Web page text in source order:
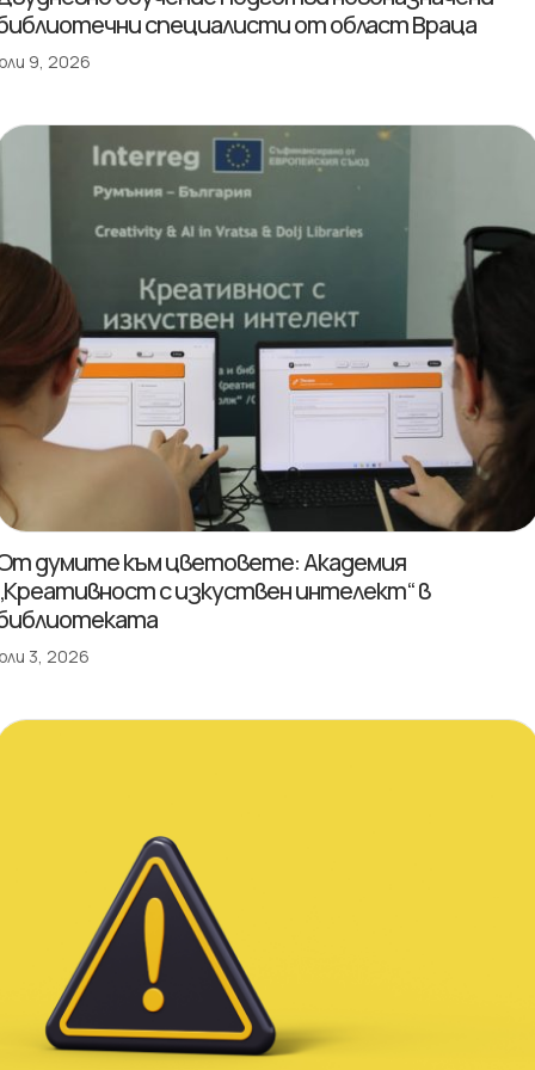
специалисти от област Враца
9, 2026
думите към цветовете: Академия
с изкуствен интелект“ в
3, 2026